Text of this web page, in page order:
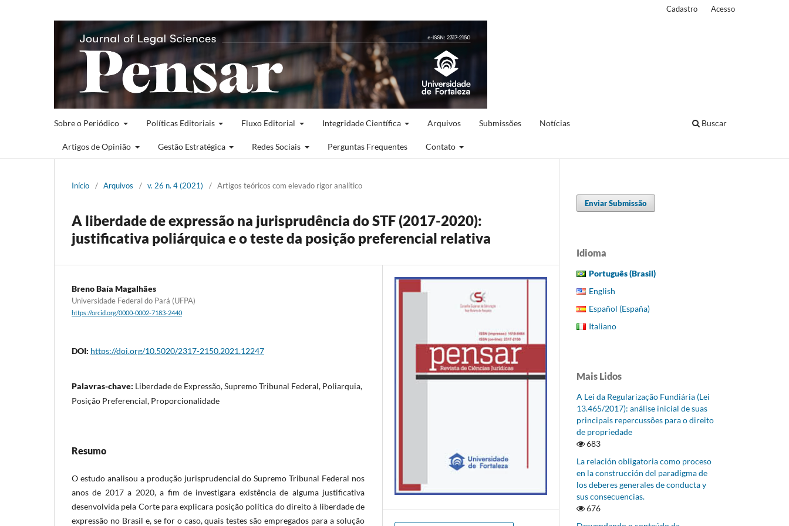
Sobre o Periódico Políticas Editoriais Fluxo Editorial Integridade Científica Arquivos Submissões Notícias
Artigos de Opinião Gestão Estratégica Redes Sociais Perguntas Frequentes Contato
Buscar
Cadastro Acesso
Início / Arquivos / v. 26 n. 4 (2021) / Artigos teóricos com elevado rigor analítico
A liberdade de expressão na jurisprudência do STF (2017-2020):
justificativa poliárquica e o teste da posição preferencial relativa
Breno Baía Magalhães
Universidade Federal do Pará (UFPA)
https://orcid.org/0000-0002-7183-2440
DOI: https://doi.org/10.5020/2317-2150.2021.12247
Palavras-chave: Liberdade de Expressão, Supremo Tribunal Federal, Poliarquia,
Posição Preferencial, Proporcionalidade
Resumo
O estudo analisou a produção jurisprudencial do Supremo Tribunal Federal nos
anos de 2017 a 2020, a fim de investigara existência de alguma justificativa
desenvolvida pela Corte para explicara posição política do direito à liberdade de
expressão no Brasil e, se for o caso, quais testes são empregados para a solução
Enviar Submissão
Idioma
Português (Brasil)
English
Español (España)
Italiano
Mais Lidos
A Lei da Regularização Fundiária (Lei
13.465/2017): análise inicial de suas
principais repercussões para o direito
de propriedade
683
La relación obligatoria como proceso
en la construcción del paradigma de
los deberes generales de conducta y
sus consecuencias.
676